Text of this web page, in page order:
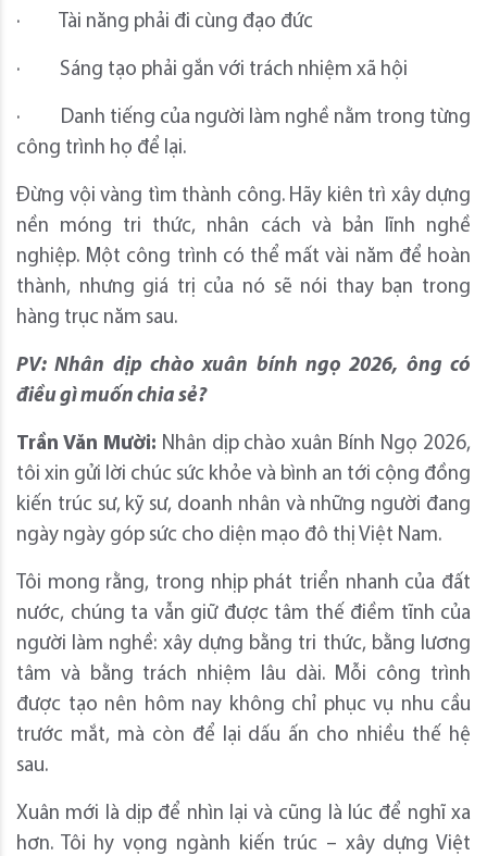
· Tài năng phải đi cùng đạo đức
· Sáng tạo phải gắn với trách nhiệm xã hội
· Danh tiếng của người làm nghề nằm trong từng
công trình họ để lại.
Đừng vội vàng tìm thành công. Hãy kiên trì xây dựng
nền móng tri thức, nhân cách và bản lĩnh nghề
nghiệp. Một công trình có thể mất vài năm để hoàn
thành, nhưng giá trị của nó sẽ nói thay bạn trong
hàng trục năm sau.
PV: Nhân dịp chào xuân bính ngọ 2026, ông có
điều gì muốn chia sẻ?
Trần Văn Mười: Nhân dịp chào xuân Bính Ngọ 2026,
tôi xin gửi lời chúc sức khỏe và bình an tới cộng đồng
kiến trúc sư, kỹ sư, doanh nhân và những người đang
ngày ngày góp sức cho diện mạo đô thị Việt Nam.
Tôi mong rằng, trong nhịp phát triển nhanh của đất
nước, chúng ta vẫn giữ được tâm thế điềm tĩnh của
người làm nghề: xây dựng bằng tri thức, bằng lương
tâm và bằng trách nhiệm lâu dài. Mỗi công trình
được tạo nên hôm nay không chỉ phục vụ nhu cầu
trước mắt, mà còn để lại dấu ấn cho nhiều thế hệ
sau.
Xuân mới là dịp để nhìn lại và cũng là lúc để nghĩ xa
hơn. Tôi hy vọng ngành kiến trúc – xây dựng Việt